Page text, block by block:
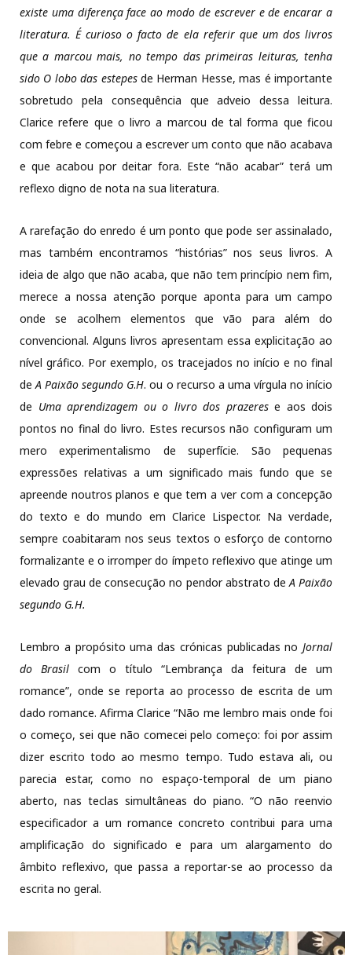
existe uma diferença face ao modo de escrever e de encarar a
literatura. É curioso o facto de ela referir que um dos livros
que a marcou mais, no tempo das primeiras leituras, tenha
sido O lobo das estepesde Herman Hesse, mas é importante
sobretudo pela consequência que adveio dessa leitura.
Clarice refere que o livro a marcou de tal forma que ficou
com febre e começou a escrever um conto que não acabava
e que acabou por deitar fora. Este “não acabar” terá um
reflexo digno de nota na sua literatura.
A rarefação do enredo é um ponto que pode ser assinalado,
mas também encontramos “histórias” nos seus livros. A
ideia de algo que não acaba, que não tem princípio nem fim,
merece a nossa atenção porque aponta para um campo
onde se acolhem elementos que vão para além do
convencional. Alguns livros apresentam essa explicitação ao
nível gráfico. Por exemplo, os tracejados no início e no final
deA Paixão segundo G.H. ou o recurso a uma vírgula no início
de Uma aprendizagem ou o livro dos prazerese aos dois
pontos no final do livro. Estes recursos não configuram um
mero experimentalismo de superfície. São pequenas
expressões relativas a um significado mais fundo que se
apreende noutros planos e que tem a ver com a concepção
do texto e do mundo em Clarice Lispector. Na verdade,
sempre coabitaram nos seus textos o esforço de contorno
formalizante e o irromper do ímpeto reflexivo que atinge um
elevado grau de consecução no pendor abstrato deA Paixão
segundo G.H.
Lembro a propósito uma das crónicas publicadas no Jornal
do Brasil com o título “Lembrança da feitura de um
romance”, onde se reporta ao processo de escrita de um
dado romance. Afirma Clarice “Não me lembro mais onde foi
o começo, sei que não comecei pelo começo: foi por assim
dizer escrito todo ao mesmo tempo. Tudo estava ali, ou
parecia estar, como no espaço-temporal de um piano
aberto, nas teclas simultâneas do piano. “O não reenvio
especificador a um romance concreto contribui para uma
amplificação do significado e para um alargamento do
âmbito reflexivo, que passa a reportar-se ao processo da
escrita no geral.